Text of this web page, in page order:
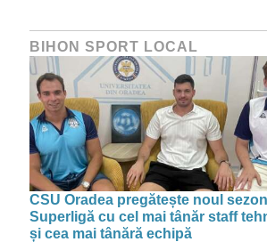
BIHON SPORT LOCAL
CSU Oradea pregătește noul
Superligă cu cel mai tânăr staff
și cea mai tânără echipă